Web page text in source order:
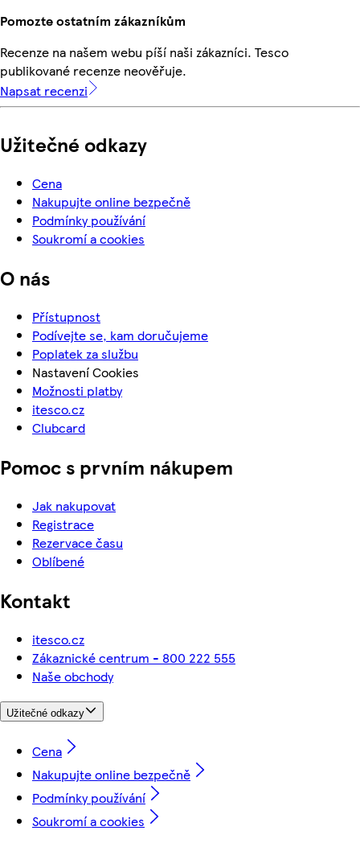
Pomozte ostatním zákazníkům
Recenze na našem webu píší naši zákazníci. Tesco
publikované recenze neověřuje.
Napsat recenzi
Užitečné odkazy
Cena
Nakupujte online bezpečně
Podmínky používání
Soukromí a cookies
O nás
Přístupnost
Podívejte se, kam doručujeme
Poplatek za službu
Nastavení Cookies
Možnosti platby
itesco.cz
Clubcard
Pomoc s prvním nákupem
Jak nakupovat
Registrace
Rezervace času
Oblíbené
Kontakt
itesco.cz
Zákaznické centrum - 800 222 555
Naše obchody
Užitečné odkazy
Cena
Nakupujte online bezpečně
Podmínky používání
Soukromí a cookies